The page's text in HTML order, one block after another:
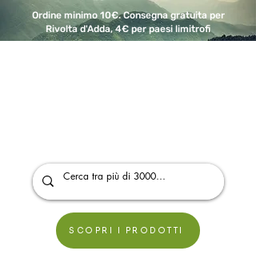
Ordine minimo 10€. Consegna gratuita per
Rivolta d'Adda, 4€ per paesi limitrofi
SCOPRI I PRODOTTI